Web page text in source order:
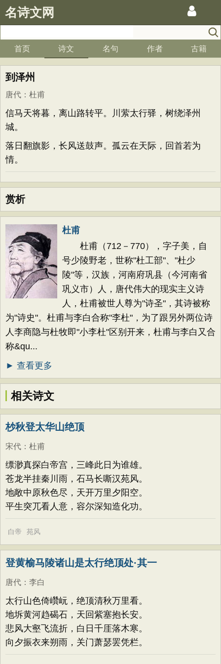
名诗文网
首页 诗文 名句 作者 古籍
到泽州
唐代 ： 杜甫
信马天将暮，离山路转平。川萦太行驿，树绕泽州
城。
落日翻旗影，长风送鼓声。孤云在天际，回首若为
情。
赏析
杜甫
杜甫（712－770），字子美，自
号少陵野老，世称"杜工部"、"杜少
陵"等，汉族，河南府巩县（今河南省
巩义市）人，唐代伟大的现实主义诗
人，杜甫被世人尊为"诗圣"，其诗被称
为"诗史"。杜甫与李白合称"李杜"，为了跟另外两位诗
人李商隐与杜牧即"小李杜"区别开来，杜甫与李白又合
称&qu...
► 查看更多
相关诗文
杪秋登太华山绝顶
宋代 ： 杜甫
缥渺真探白帝宫，三峰此日为谁雄。
苍龙半挂秦川雨，石马长嘶汉苑风。
地敞中原秋色尽，天开万里夕阳空。
平生突兀看人意，容尔深知造化功。
白帝 苑风
登黄榆马陵诸山是太行绝顶处·其一
唐代 ： 李白
太行山色倚巑岏，绝顶清秋万里看。
地坼黄河趋碣石，天回紫塞抱长安。
悲风大壑飞流折，白日千厓落木寒。
向夕振衣来朔雨，关门萧瑟罢凭栏。